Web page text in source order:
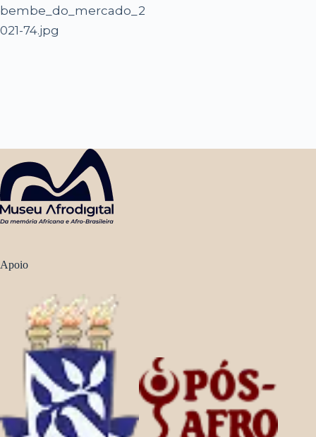
bembe_do_mercado_2
021-74.jpg
Apoio